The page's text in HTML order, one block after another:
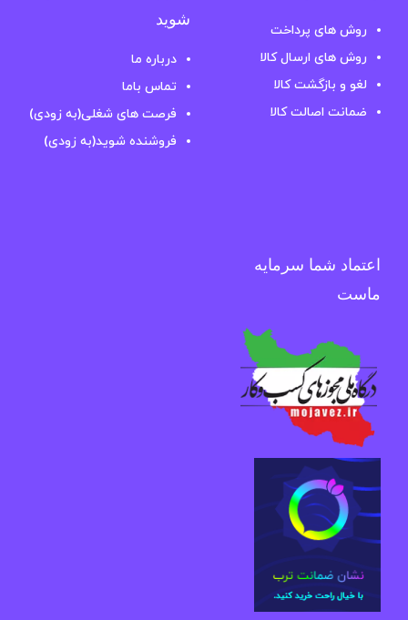
روش های پرداخت
روش های ارسال کالا
لغو و بازگشت کالا
ضمانت اصالت کالا
شوید
درباره ما
تماس باما
فرصت های شغلی(به زودی)
فروشنده شوید(به زودی)
اعتماد شما سرمایه
ماست